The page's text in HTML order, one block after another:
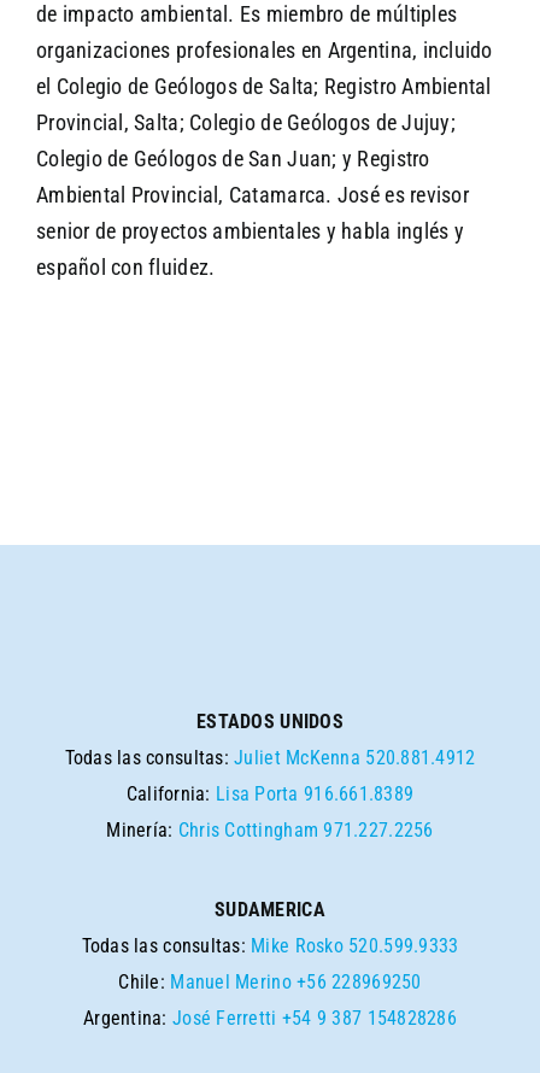
de impacto ambiental. Es miembro de múltiples
organizaciones profesionales en Argentina, incluido
el Colegio de Geólogos de Salta; Registro Ambiental
Provincial, Salta; Colegio de Geólogos de Jujuy;
Colegio de Geólogos de San Juan; y Registro
Ambiental Provincial, Catamarca. José es revisor
senior de proyectos ambientales y habla inglés y
español con fluidez.
ESTADOS UNIDOS
Todas las consultas:Juliet McKenna 520.881.4912
California: Lisa Porta 916.661.8389
Minería: Chris Cottingham 971.227.2256
SUDAMERICA
Todas las consultas: Mike Rosko 520.599.9333
Chile: Manuel Merino +56 228969250
Argentina:José Ferretti +54 9 387 154828286